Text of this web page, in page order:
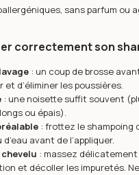
sans parfum ou
correctement son
: un coup de brosse
et d’éliminer les poussières.
: une noisette suffit souvent
ou épais).
: frottez le shampoing
avant de l’appliquer.
: massez délicatement
et décoller les impuretés.